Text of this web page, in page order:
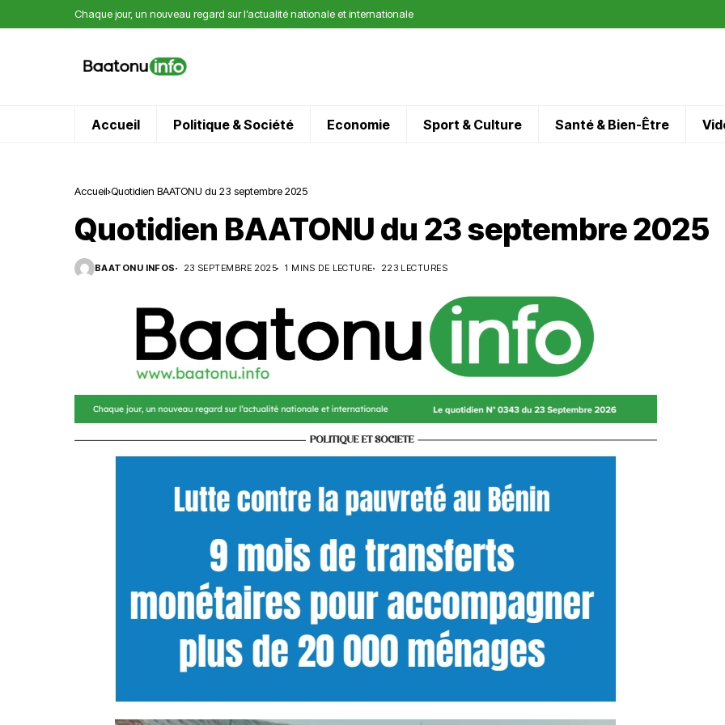
Chaque jour, un nouveau regard sur l’actualité nationale et internationale
Accueil Politique & Société Economie Sport & Culture Santé & Bien-Être
Accueil Quotidien BAATONU du 23 septembre 2025
Quotidien BAATONU du 23 septembre 2025
BAATONU INFOS 23 SEPTEMBRE 2025 1 MINS DE LECTURE 223 LECTURES